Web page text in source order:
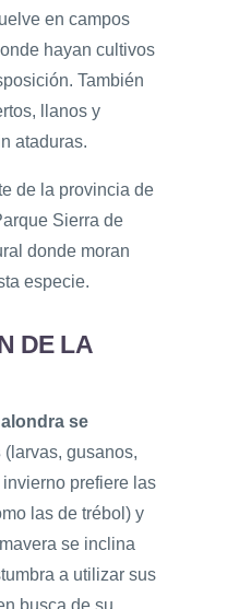
en campos
hayan cultivos
También
llanos y
ataduras.
de la provincia de
Sierra de
donde moran
especie.
DE LA
se
(larvas, gusanos,
prefiere las
las de trébol) y
se inclina
a utilizar sus
busca de su